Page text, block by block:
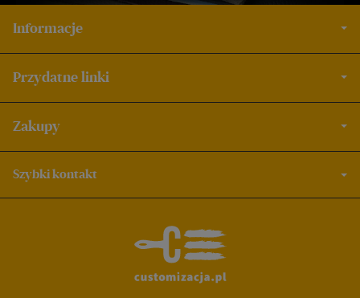
Informacje
Przydatne linki
Zakupy
Szybki kontakt